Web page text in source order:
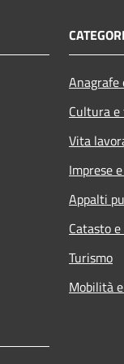
Cultura
Vita
Imprese
Appalti
Catasto
Turismo
Mobilità